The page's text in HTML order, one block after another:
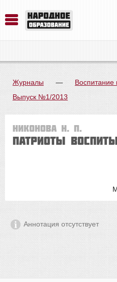
Журналы — Воспитание
Выпуск №1/2013
Никонова Н. П.
Патриоты
Аннотация отсутствует